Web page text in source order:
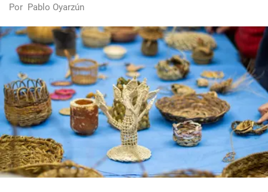
Por Pablo Oyarzún